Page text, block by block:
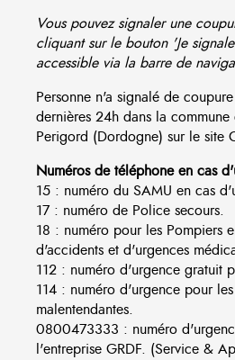
Vous pouvez signaler une
cliquant sur le bouton 'Je
accessible via la barre de
Personne n'a signalé de
dernières 24h dans la
Perigord (Dordogne) sur le site
Numéros de téléphone en cas
15 : numéro du SAMU en cas
17 : numéro de Police secours.
18 : numéro pour les Pompiers
d'accidents et d'urgences
112 : numéro d'urgence gratuit
114 : numéro d'urgence pour
malentendantes.
0800473333 : numéro
l'entreprise GRDF. (Service &